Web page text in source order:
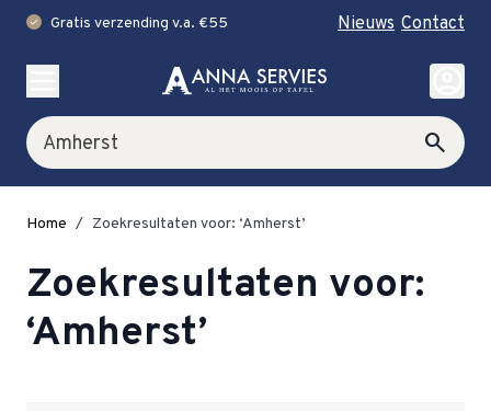
check Gratis verzending v.a. €55 Nieuws Contact
Zoek search
account_circle
Home / Zoekresultaten voor: ‘Amherst’
Zoekresultaten voor:
‘Amherst’